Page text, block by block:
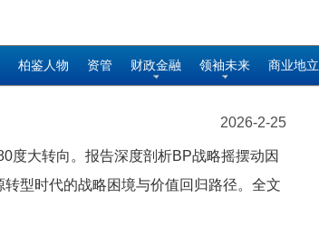
柏鉴人物 资管 财政金融 领袖未来 商业地立
2026-2-25
度大转向。报告深度剖析BP战略摇摆动因
型时代的战略困境与价值回归路径。全文